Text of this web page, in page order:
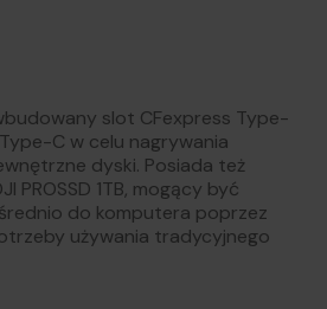
slot CFexpress Type-
C w celu nagrywania
dyski. Posiada też
PROSSD 1TB, mogący być
do komputera poprzez
używania tradycyjnego